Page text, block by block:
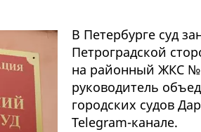
В Петербурге суд
Петроградской
на районный ЖКС
руководитель
городских судов
Telegram-канале.